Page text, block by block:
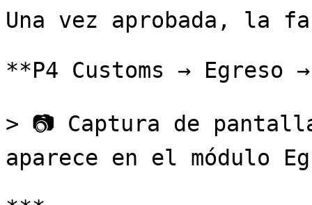
Una vez aprobada, la
**P4 Customs → Egreso
> 📷 Captura de
aparece en el módulo